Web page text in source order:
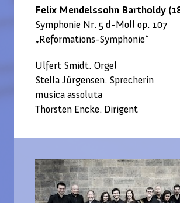
Felix Mendelssohn Bartholdy
Symphonie Nr. 5 d-Moll op. 107
„Reformations-Symphonie“
Ulfert Smidt. Orgel
Stella Jürgensen. Sprecherin
musica assoluta
Thorsten Encke. Dirigent